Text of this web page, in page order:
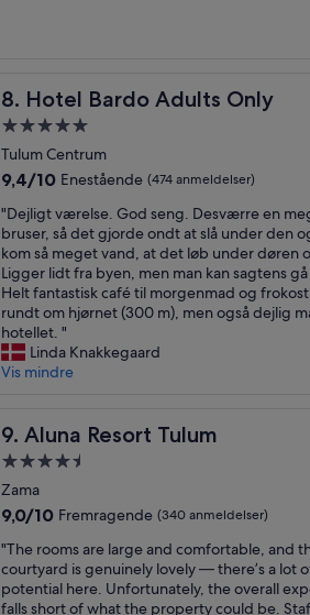
n
s
m
m
r
m
o
n
t
h
s
,
i
h
e
w
o
d
h
æ
d
e
r
m
g
t
i
l
j
e
g
s
k
t
b
a
e
d
e
e
æ
r
e
s
e
r
.
I
n
t
e
t
s
æ
t
e
n
f
i
t
o
t
e
M
i
l
a
n
n
o
t
o
y
w
a
s
t
e
r
o
o
8. Hotel Bardo Adults Only
Hotel Bardo Adults Only
5.0-
stjernet
overnatningssted
Tulum Centrum
9.4
af
10,
Enestående,
(474
anmeldelser)
9,4/10 Enestående (474 anmeldelser)
"
D
e
j
l
i
g
t
v
e
s
e
.
o
d
s
e
"Dejligt værelse. God seng. Desværre en
bruser, så det gjorde ondt at slå under den
kom så meget vand, at det løb under døren
Ligger lidt fra byen, men man kan sagtens
Helt fantastisk café til morgenmad og
rundt om hjørnet (300 m), men også dejlig
hotellet. "
Linda Knakkegaard
Vis mindre
9. Aluna Resort Tulum
Aluna Resort Tulum
4.5-
stjernet
overnatningssted
Zama
9.0
af
10,
Fremragende,
9,0/10 Fremragende (340 anmeldelser)
"
T
h
e
"The rooms are large and comfortable, and
courtyard is genuinely lovely — there’s a lot
potential here. Unfortunately, the overall
falls short of what the property could be.